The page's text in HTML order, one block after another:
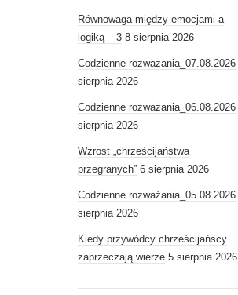
Równowaga między emocjami a
logiką – 3 8 sierpnia 2026
Codzienne rozważania_07.08.2026
sierpnia 2026
Codzienne rozważania_06.08.2026
sierpnia 2026
Wzrost „chrześcijaństwa
przegranych” 6 sierpnia 2026
Codzienne rozważania_05.08.2026
sierpnia 2026
Kiedy przywódcy chrześcijańscy
zaprzeczają wierze 5 sierpnia 2026